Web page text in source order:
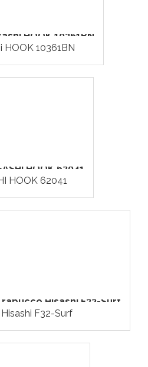
HOOK 10361BN
HOOK 10361BN
HOOK 62041
HOOK 62041
Hisashi F32-Surf
F32-Surf